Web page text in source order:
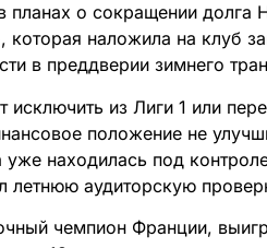
планах о сокращении
которая наложила на клуб
в преддверии зимнего
из Лиги 1 или
положение не
уже находилась под
летнюю аудиторскую
чемпион Франции,